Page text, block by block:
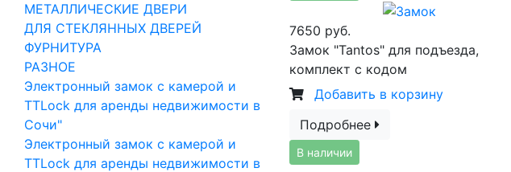
МЕТАЛЛИЧЕСКИЕ ДВЕРИ
ДЛЯ СТЕКЛЯННЫХ ДВЕРЕЙ
ФУРНИТУРА
РАЗНОЕ
Электронный замок с камерой и
TTLock для аренды недвижимости в
Сочи"
Электронный замок с камерой и
TTLock для аренды недвижимости в
7650 руб.
Замок "Tantos" для подъезда,
комплект с кодом
Добавить в корзину
Подробнее
В наличии